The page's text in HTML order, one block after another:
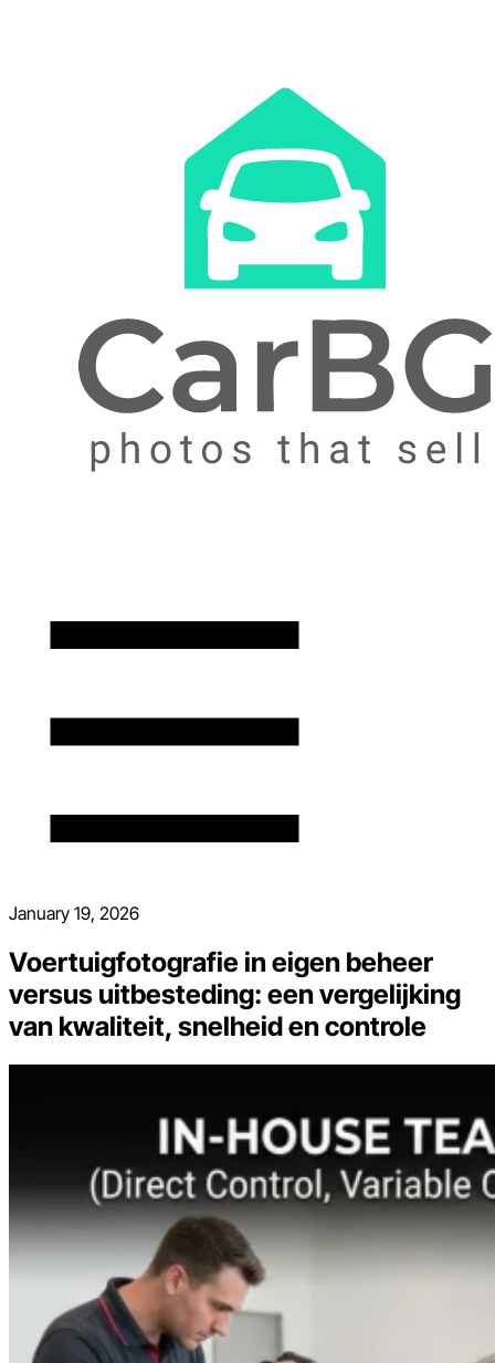
January 19, 2026
Voertuigfotografie in eigen beheer
versus uitbesteding: een vergelijking
van kwaliteit, snelheid en controle